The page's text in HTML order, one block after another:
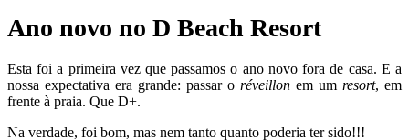
Ano novo no D Beach Resort
Esta foi a primeira vez que passamos o ano novo fora de casa. E a
nossa expectativa era grande: passar o réveillon em um resort, em
frente à praia. Que D+.
Na verdade, foi bom, mas nem tanto quanto poderia ter sido!!!